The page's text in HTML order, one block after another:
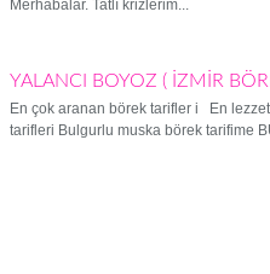
Merhabalar. Tatlı krizlerim...
YALANCI BOYOZ ( İZMİR
En çok aranan börek tarifler i En
tarifleri Bulgurlu muska börek tarifime